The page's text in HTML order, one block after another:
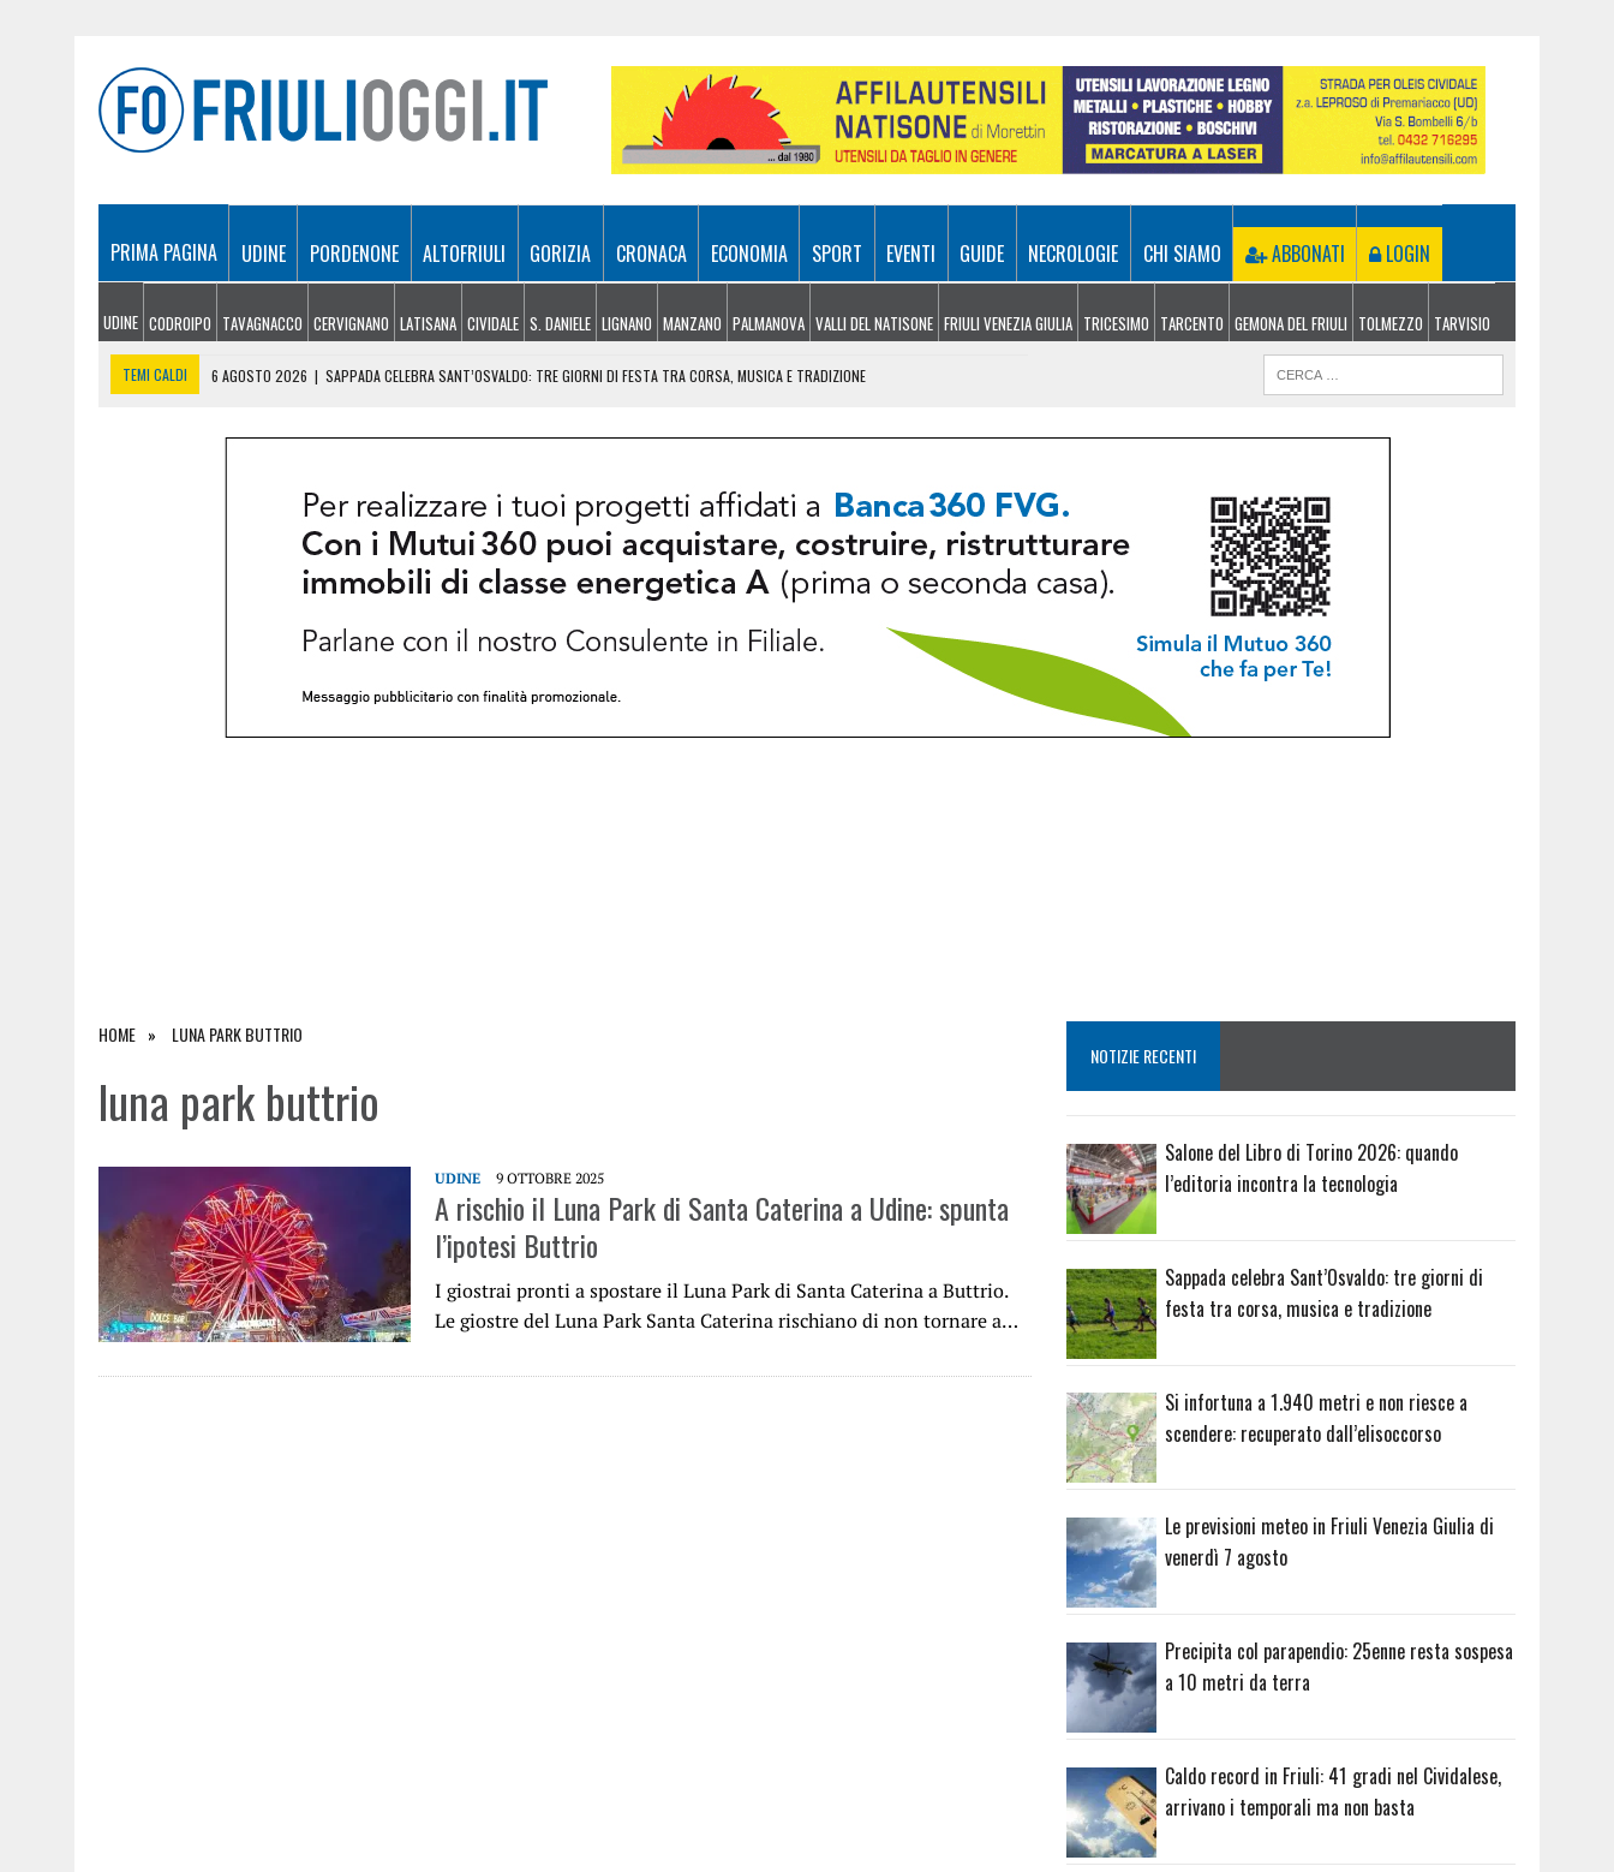
PRIMA PAGINA UDINE PORDENONE ALTOFRIULI GORIZIA CRONACA ECONOMIA SPORT EVENTI GUIDE NECROLOGIE CHI SIAMO ABBONATI LOGIN
UDINE CODROIPO TAVAGNACCO CERVIGNANO LATISANA CIVIDALE S. DANIELE LIGNANO MANZANO PALMANOVA VALLI DEL NATISONE FRIULI VENEZIA GIULIA TRICESIMO TARCENTO GEMONA DEL FRIULI TOLMEZZO TARVISIO
TEMI CALDI 6 AGOSTO 2026 | SAPPADA CELEBRA SANT’OSVALDO: TRE GIORNI DI FESTA TRA CORSA, MUSICA E TRADIZIONE
PRECIPITA COL PARAPENDIO: 25ENNE RESTA SOSPESA A 10 METRI DA TERRA
SALONE DEL LIBRO DI TORINO 2026: QUANDO L’EDITORIA INCONTRA LA TECNOLOGIA
HOME LUNA PARK BUTTRIO
luna park buttrio
UDINE 9 OTTOBRE 2025
A rischio il Luna Park di Santa Caterina a Udine: spunta
l’ipotesi Buttrio
I giostrai pronti a spostare il Luna Park di Santa Caterina a Buttrio.
Le giostre del Luna Park Santa Caterina rischiano di non tornare a…
NOTIZIE RECENTI
Salone del Libro di Torino 2026: quando
l’editoria incontra la tecnologia
Sappada celebra Sant’Osvaldo: tre giorni di
festa tra corsa, musica e tradizione
Si infortuna a 1.940 metri e non riesce a
scendere: recuperato dall’elisoccorso
Le previsioni meteo in Friuli Venezia Giulia di
venerdì 7 agosto
Precipita col parapendio: 25enne resta sospesa
a 10 metri da terra
Caldo record in Friuli: 41 gradi nel Cividalese,
arrivano i temporali ma non basta